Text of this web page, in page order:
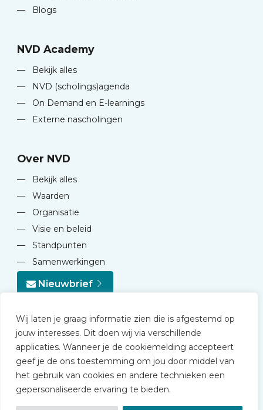
Wij laten je graag informatie zien die is afgestemd op
jouw interesses. Dit doen wij via verschillende
applicaties. Wanneer je de cookiemelding accepteert
geef je de ons toestemming om jou door middel van
het gebruik van cookies en andere technieken een
gepersonaliseerde ervaring te bieden.
—
Blogs
NVD Academy
—
Bekijk alles
—
NVD (scholings)agenda
—
On Demand en E-learnings
—
Externe nascholingen
Over NVD
—
Bekijk alles
—
Waarden
—
Organisatie
—
Visie en beleid
—
Standpunten
—
Samenwerkingen
Nieuwbrief
© 2026 NVD
Privacy statement
Disclaimer